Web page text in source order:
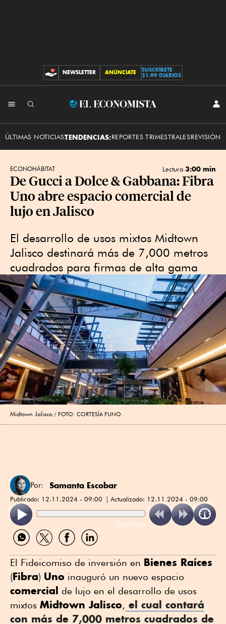
CONTRIBUCIONES
NEWSLETTER ANÚNCIATE
SUSCRÍBETE
$1.99 DIARIOS
El
ÚLTIMAS NOTICIASTENDENCIAS:REPORTES TRIMESTRALESREVISIÓN
ECONOHÁBITAT Lectura 3:00 min
De Gucci a Dolce & Gabbana: Fibra
Uno abre espacio comercial de
lujo en Jalisco
El desarrollo de usos mixtos Midtown
Jalisco destinará más de 7,000 metros
cuadrados para firmas de alta gama
Midtown Jalisco FOTO: CORTESÍA FUNO.
Por: Samanta Escobar
Publicado: 12.11.2024 - 09:00 Actualizado: 12.11.2024 - 09:00
ReadSpeaker
Compartir
por
Compartir
por
Compartir
por
Compartir
por
El Fideicomiso de inversión en Bienes Raíces
(Fibra) Uno inauguró un nuevo espacio
comercial de lujo en el desarrollo de usos
mixtos Midtown Jalisco, el cual contará
con más de 7,000 metros cuadrados de